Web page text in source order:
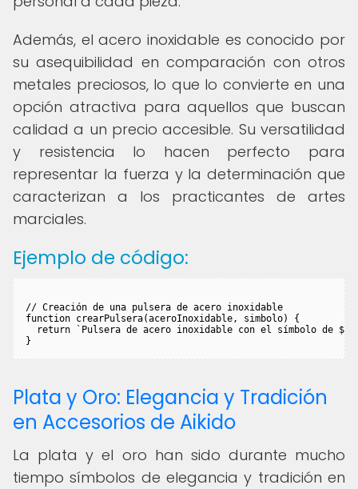
Además, el acero inoxidable es conocido por
su asequibilidad en comparación con otros
metales preciosos, lo que lo convierte en una
opción atractiva para aquellos que buscan
calidad a un precio accesible. Su versatilidad
y resistencia lo hacen perfecto para
representar la fuerza y la determinación que
caracterizan a los practicantes de artes
marciales.
Ejemplo de código:
// Creación de una pulsera de acero inoxidable
function crearPulsera(aceroInoxidable, simbolo) {
return `Pulsera de acero inoxidable con el símbolo de
Plata y Oro: Elegancia y Tradición
en Accesorios de Aikido
La plata y el oro han sido durante mucho
tiempo símbolos de elegancia y tradición en